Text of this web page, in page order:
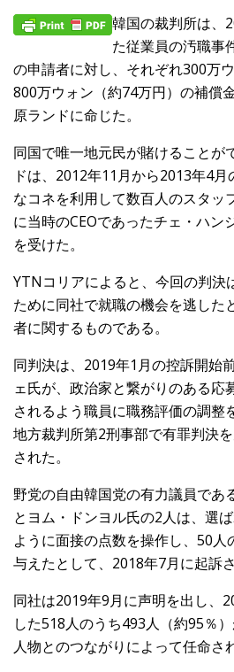
韓国の裁判所は、
た従業員の汚職事
の申請者に対し、それぞれ300万
800万ウォン（約74万円）の補償
原ランドに命じた。
同国で唯一地元民が賭けることが
ドは、2012年11月から2013年4
なコネを利用して数百人のスタッ
に当時のCEOであったチェ・ハン
を受けた。
YTNコリアによると、今回の判決
ために同社で就職の機会を逃した
者に関するものである。
同判決は、2019年1月の控訴開始
ェ氏が、政治家と繋がりのある応
されるよう職員に職務評価の調整
地方裁判所第2刑事部で有罪判決
された。
野党の自由韓国党の有力議員であ
とヨム・ドンヨル氏の2人は、選
ように面接の点数を操作し、50人
与えたとして、2018年7月に起訴さ
同社は2019年9月に声明を出し、
した518人のうち493人（約95％
人物とのつながりによって任命さ